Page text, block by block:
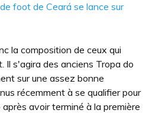
foot de Ceará se lance sur
la composition de ceux qui
Il s'agira des anciens Tropa do
sur une assez bonne
récemment à se qualifier pour
avoir terminé à la première